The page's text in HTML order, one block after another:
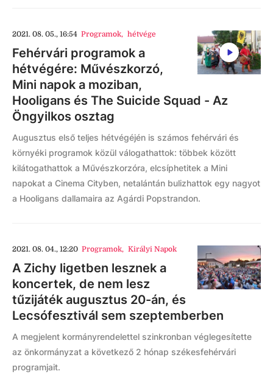
2021. 08. 05., 16:54 Programok, hétvége
Fehérvári programok a
hétvégére: Művészkorzó,
Mini napok a moziban,
Hooligans és The Suicide Squad - Az
Öngyilkos osztag
Augusztus első teljes hétvégéjén is számos fehérvári és
környéki programok közül válogathattok: többek között
kilátogathattok a Művészkorzóra, elcsíphetitek a Mini
napokat a Cinema Cityben, netalántán bulizhattok egy nagyot
a Hooligans dallamaira az Agárdi Popstrandon.
2021. 08. 04., 12:20 Programok, Királyi Napok
A Zichy ligetben lesznek a
koncertek, de nem lesz
tűzijáték augusztus 20-án, és
Lecsófesztivál sem szeptemberben
A megjelent kormányrendelettel szinkronban véglegesítette
az önkormányzat a következő 2 hónap székesfehérvári
programjait.